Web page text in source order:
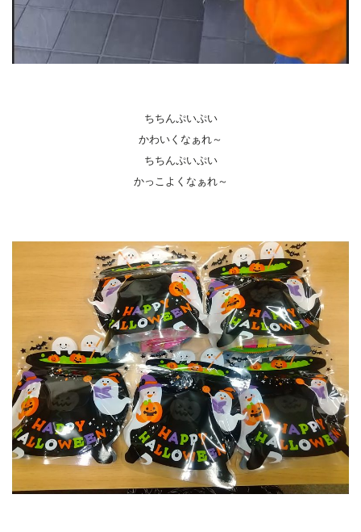
ちちんぷいぷい
かわいくなぁれ～
ちちんぷいぷい
かっこよくなぁれ～